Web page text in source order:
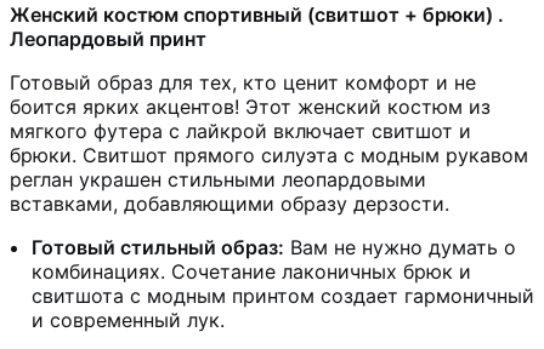
Женский костюм спортивный (свитшот + брюки) .
Леопардовый принт
Готовый образ для тех, кто ценит комфорт и не
боится ярких акцентов! Этот женский костюм из
мягкого футера с лайкрой включает свитшот и
брюки. Свитшот прямого силуэта с модным рукавом
реглан украшен стильными леопардовыми
вставками, добавляющими образу дерзости.
Готовый стильный образ: Вам не нужно думать о
комбинациях. Сочетание лаконичных брюк и
свитшота с модным принтом создает гармоничный
и современный лук.